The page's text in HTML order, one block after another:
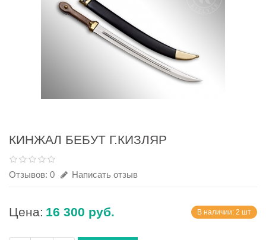
КИНЖАЛ БЕБУТ Г.КИЗЛЯР
Отзывов: 0 Написать отзыв
Цена: 16 300 руб. В наличии: 2 шт